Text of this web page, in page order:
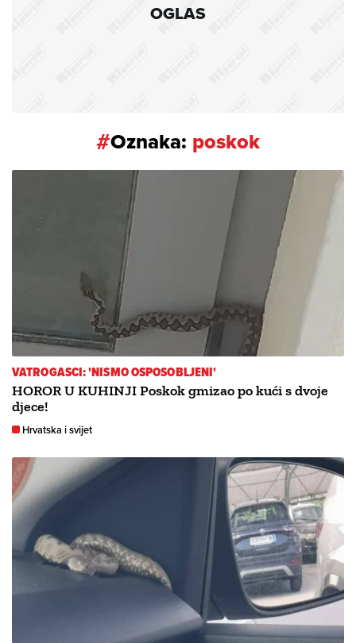
OGLAS
#Oznaka: poskok
VATROGASCI: 'NISMO OSPOSOBLJENI'
HOROR U KUHINJI Poskok gmizao po kući s dvoje
djece!
Hrvatska i svijet